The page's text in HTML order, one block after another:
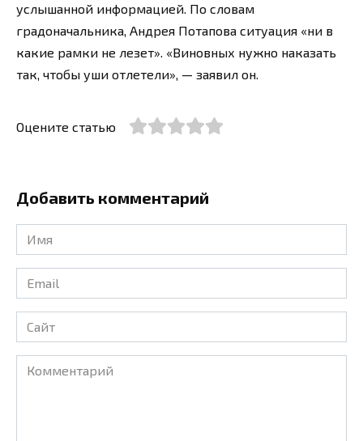
услышанной информацией. По словам
градоначальника, Андрея Потапова ситуация «ни в
какие рамки не лезет». «Виновных нужно наказать
так, чтобы уши отлетели», — заявил он.
Оцените статью
Добавить комментарий
Имя
*
Email
*
Сайт
Комментарий